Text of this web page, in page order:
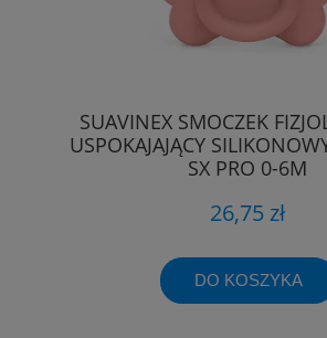
SUAVINEX SMOCZEK
USPOKAJAJĄCY
SX PRO 0-6M
26,75 zł
DO KOSZYKA